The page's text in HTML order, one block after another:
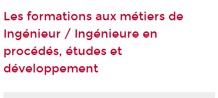
Les formations aux métiers de
Ingénieur / Ingénieure en
procédés, études et
développement